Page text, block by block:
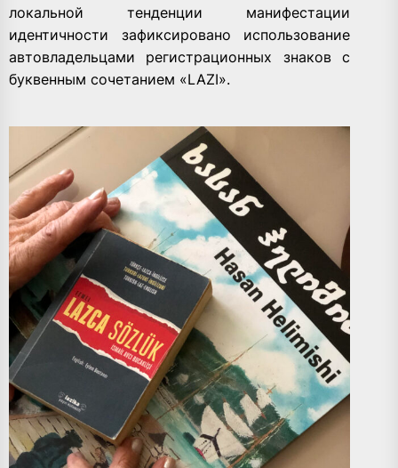
локальной тенденции манифестации
идентичности зафиксировано использование
автовладельцами регистрационных знаков с
буквенным сочетанием «LAZI».